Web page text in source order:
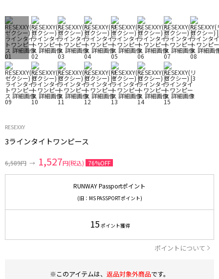
RESEXXY
3ラインタイトワンピース
6,589円 → 1,527円(税込) 76%OFF
RUNWAY Passportポイント
(旧：MS PASSPORTポイント)
15 ポイント獲得
ポイントについて
※このアイテムは、 返品対象外商品です。